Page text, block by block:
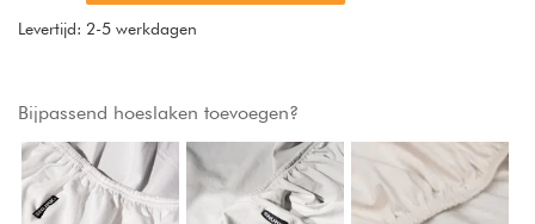
Levertijd: 2-5 werkdagen
Bijpassend hoeslaken toevoegen?